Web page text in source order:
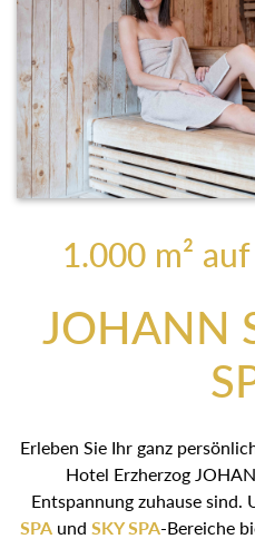
1.000 m²
JOHANN
Erleben Sie Ihr ganz
Hotel Erzherzog
Entspannung zuhause sind.
SPA und SKY SPA-Bereiche